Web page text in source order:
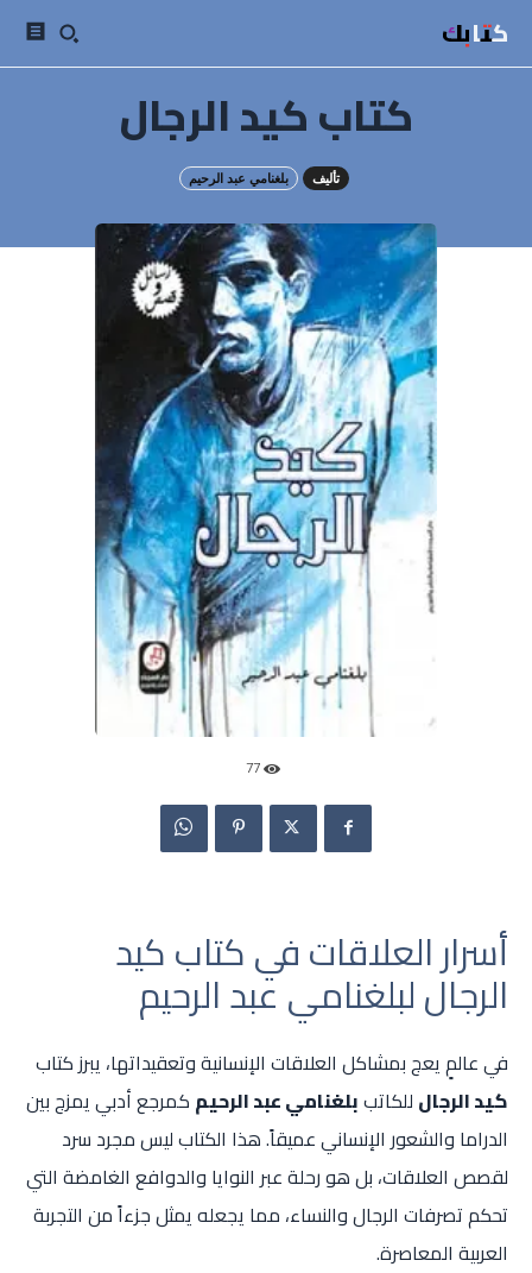
كتابك
كتاب كيد الرجال
تأليف بلغنامي عبد الرحيم
77
أسرار العلاقات في كتاب كيد
الرجال لبلغنامي عبد الرحيم
في عالمٍ يعج بمشاكل العلاقات الإنسانية وتعقيداتها، يبرز كتاب
كيد الرجال للكاتببلغنامي عبد الرحيم كمرجع أدبي يمزج بين
الدراما والشعور الإنساني عميقاً. هذا الكتاب ليس مجرد سرد
لقصص العلاقات، بل هو رحلة عبر النوايا والدوافع الغامضة التي
تحكم تصرفات الرجال والنساء، مما يجعله يمثل جزءاً من التجربة
العربية المعاصرة.